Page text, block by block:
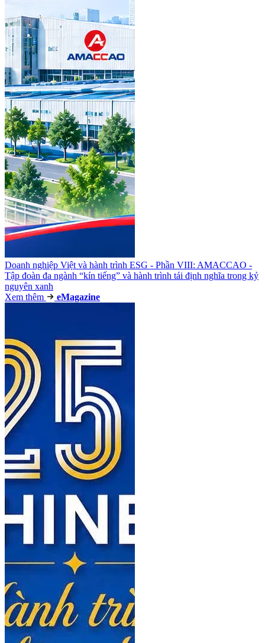
Doanh nghiệp Việt và hành trình ESG - Phần VIII: AMACCAO -
Tập đoàn đa ngành “kín tiếng” và hành trình tái định nghĩa trong kỷ
nguyên xanh
Xem thêm
eMagazine